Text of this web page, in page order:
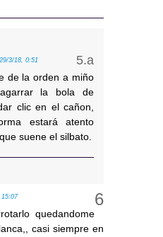
29/3/18, 0:51
de la orden a miño
la bola de
clic en el cañon,
estará atento
suene el silbato.
15:07
quedandome
casi siempre en